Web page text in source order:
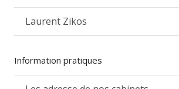
Laurent Zikos
Information pratiques